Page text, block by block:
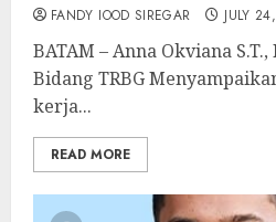
FANDY IOOD SIREGAR JULY
BATAM – Anna Okviana
Bidang TRBG
kerja...
READ MORE